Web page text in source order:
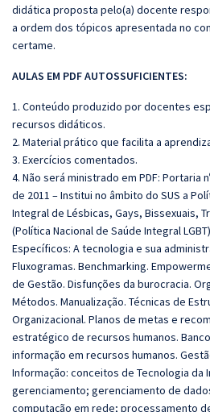
didática proposta pelo(a) docente
a ordem dos tópicos apresentada no
certame.
AULAS EM PDF AUTOSSUFICIENTES:
1. Conteúdo produzido por docentes
recursos didáticos.
2. Material prático que facilita a
3. Exercícios comentados.
4. Não será ministrado em PDF: Portaria
de 2011 – Institui no âmbito do SUS a
Integral de Lésbicas, Gays, Bissexuais,
(Política Nacional de Saúde Integral
Específicos: A tecnologia e sua
Fluxogramas. Benchmarking.
de Gestão. Disfunções da burocracia.
Métodos. Manualização. Técnicas de
Organizacional. Planos de metas e
estratégico de recursos humanos.
informação em recursos humanos.
Informação: conceitos de Tecnologia da
gerenciamento; gerenciamento de
computação em rede; processamento